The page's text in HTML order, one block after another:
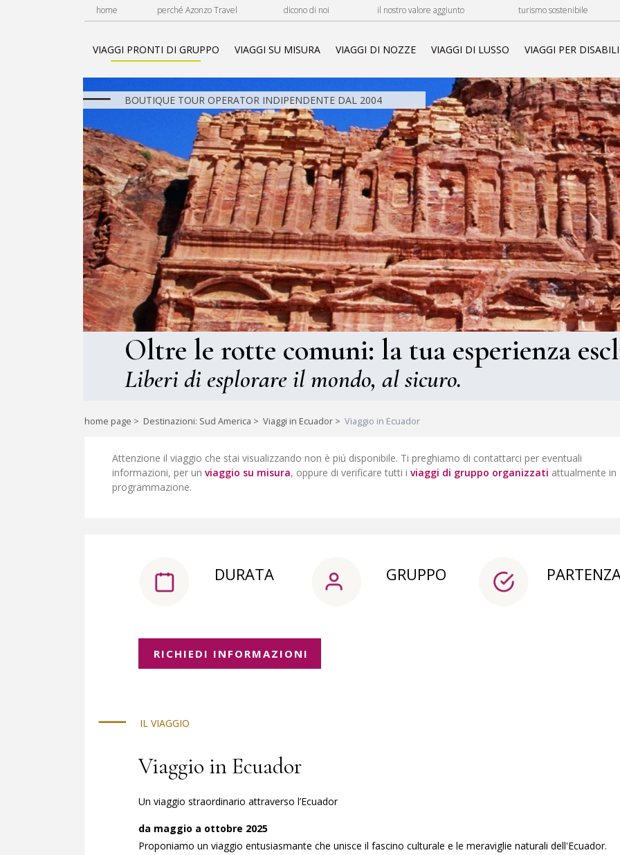
home perché Azonzo Travel dicono di noi il nostro valore aggiunto turismo sostenibile
VIAGGI PRONTI DI GRUPPO VIAGGI SU MISURA VIAGGI DI NOZZE VIAGGI DI LUSSO VIAGGI PER DISABILI
BOUTIQUE TOUR OPERATOR INDIPENDENTE DAL 2004
Oltre le rotte comuni: la tua esperienza
Liberi di esplorare il mondo, al sicuro.
home page > Destinazioni: Sud America > Viaggi in Ecuador > Viaggio in Ecuador
Attenzione il viaggio che stai visualizzando non è piú disponibile. Ti preghiamo di contattarci per eventuali
informazioni, per un viaggio su misura, oppure di verificare tutti i viaggi di gruppo organizzati attualmente in
programmazione.
DURATA GRUPPO
RICHIEDI INFORMAZIONI
IL VIAGGIO
Viaggio in Ecuador
Un viaggio straordinario attraverso l’Ecuador
da maggio a ottobre 2025
Proponiamo un viaggio entusiasmante che unisce il fascino culturale e le meraviglie naturali dell'Ecuador.